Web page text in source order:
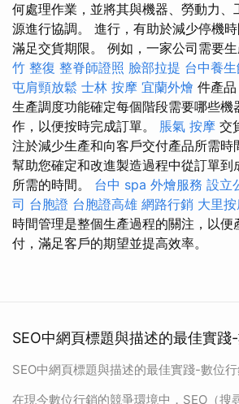
何處理作業，並將其與機器、勞動力、
源進行協調。 進行，有助於減少停機時
滿足交貨期限。 例如，一家公司需要
竹 整復 整脊師證照 臉部拉提 台中養
屯肩頸放鬆 士林 按摩 宜蘭外燴 件產品
生產調度功能確定每個階段需要哪些機
作，以便按時完成訂單。 脹氣 按摩 交
注於減少生產和向客戶交付產品所需時
幫助您確定和改進製造過程中從訂單到
所需的時間。 台中 spa 外燴服務 設立
司 台胞證 台胞證高雄 網路行銷 大里
時間管理是整個生產過程的關注，以便
付，滿足客戶的期望並提高效率。
SEO中網頁標題與描述的最佳實踐
SEO中網頁標題與描述的最佳實踐-數位
在現今數位行銷的競爭環境中，SEO（搜